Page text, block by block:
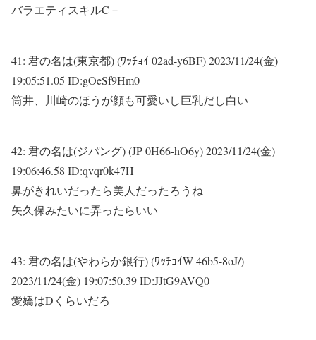
バラエティスキルC－
41: 君の名は(東京都) (ﾜｯﾁｮｲ 02ad-y6BF)2023/11/24(金)
19:05:51.05 ID:gOeSf9Hm0
筒井、川崎のほうが顔も可愛いし巨乳だし白い
42: 君の名は(ジパング) (JP 0H66-hO6y)2023/11/24(金)
19:06:46.58 ID:qvqr0k47H
鼻がきれいだったら美人だったろうね
矢久保みたいに弄ったらいい
43: 君の名は(やわらか銀行) (ﾜｯﾁｮｲW 46b5-8oJ/)
2023/11/24(金) 19:07:50.39 ID:JJtG9AVQ0
愛嬌はDくらいだろ